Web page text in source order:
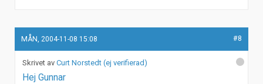
MÅN, 2004-11-08 15:08 #8
Curt Norstedt (ej verifierad)
Hej Gunnar